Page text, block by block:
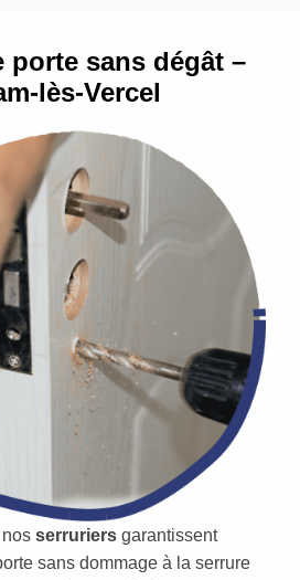
porte sans dégât –
lès-Vercel
nos serruriers garantissent
sans dommage à la serrure